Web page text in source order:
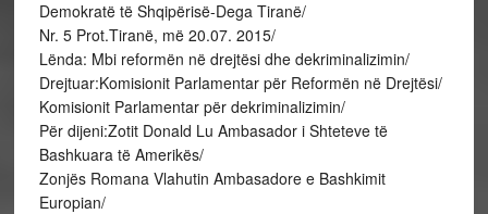
Demokratë të Shqipërisë-Dega Tiranë/
Nr. 5 Prot.Tiranë, më 20.07. 2015/
Lënda: Mbi reformën në drejtësi dhe dekriminalizimin/
Drejtuar:Komisionit Parlamentar për Reformën në Drejtësi/
Komisionit Parlamentar për dekriminalizimin/
Për dijeni:Zotit Donald Lu Ambasador i Shteteve të
Bashkuara të Amerikës/
Zonjës Romana Vlahutin Ambasadore e Bashkimit
Europian/